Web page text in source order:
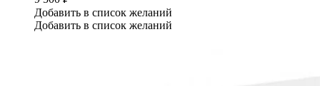
Добавить в список желаний
Добавить в список желаний